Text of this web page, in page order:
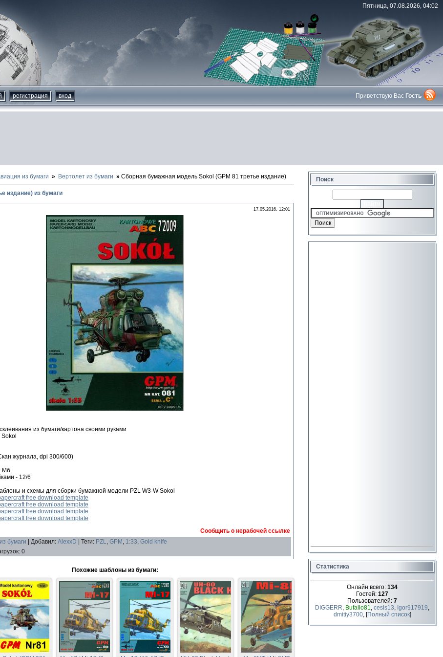
Пятница, 07.08.2026, 04:02
регистрация вход Приветствую Вас Гость
из бумаги Вертолет из бумаги Сборная бумажная модель Sokol (GPM 81 третье издание)
издание) из бумаги
17.05.2016, 12:01
из бумаги/картона своими руками
журнала, dpi 300/600)
Мб
- 12/6
и схемы для сборки бумажной модели PZL W3-W Sokol
free download template
free download template
free download template
free download template
Сообщить о нерабочей ссылке
бумаги Добавил: AlexxD Теги: PZL, GPM , 1:33, Gold knife
: 0
Похожие шаблоны из бумаги:
Поиск
Статистика
Онлайн всего: 134
Гостей: 127
Пользователей: 7
DIGGERR, Bufallo81, cesis13, Igor917919,
dmitiy3700, [Полный список]